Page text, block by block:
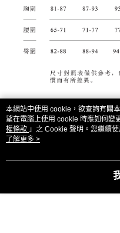
本網站中使用 cookie，欲查詢有關
望在電腦上使用 cookie 時應如何變
權條款 」之 Cookie 聲明。您繼續
用條款之 Cookie 聲明使用 cookie。
了解更多 >